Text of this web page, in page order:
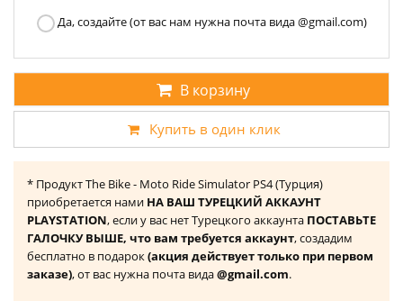
Да, создайте (от вас нам нужна почта вида @gmail.com)
В корзину
Купить в один клик
* Продукт The Bike - Moto Ride Simulator PS4 (Турция)
приобретается нами НА ВАШ ТУРЕЦКИЙ АККАУНТ
PLAYSTATION, если у вас нет Турецкого аккаунта ПОСТАВЬТЕ
ГАЛОЧКУ ВЫШЕ, что вам требуется аккаунт, создадим
бесплатно в подарок(акция действует только при первом
заказе), от вас нужна почта вида@gmail.com.